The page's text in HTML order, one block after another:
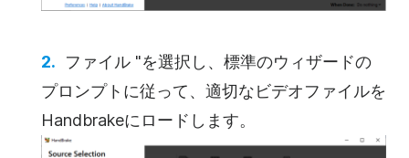
ファイル "を選択し、標準のウィザードの
プロンプトに従って、適切なビデオファイルを
Handbrakeにロードします。